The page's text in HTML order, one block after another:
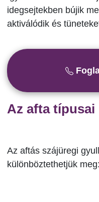
idegsejtekben bújik
aktiválódik és
Az afta típusai
Az aftás szájüregi
különböztethetjük meg: